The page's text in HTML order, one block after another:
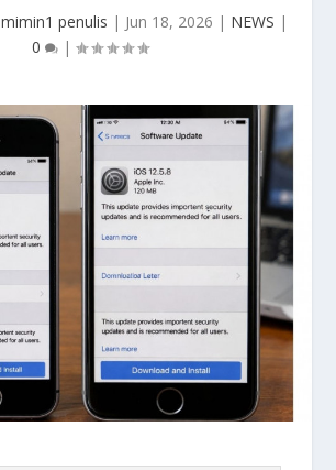
mimin1 penulis | Jun 18, 2026 | NEWS |
0
|